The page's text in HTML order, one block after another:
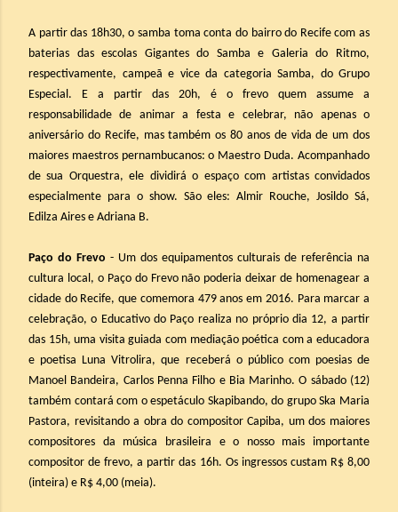
A partir das 18h30, o samba toma conta do bairro do Recife com as
baterias das escolas Gigantes do Samba e Galeria do Ritmo,
respectivamente, campeã e vice da categoria Samba, do Grupo
Especial. E a partir das 20h, é o frevo quem assume a
responsabilidade de animar a festa e celebrar, não apenas o
aniversário do Recife, mas também os 80 anos de vida de um dos
maiores maestros pernambucanos: o Maestro Duda. Acompanhado
de sua Orquestra, ele dividirá o espaço com artistas convidados
especialmente para o show. São eles: Almir Rouche, Josildo Sá,
Edilza Aires e Adriana B.
Paço do Frevo - Um dos equipamentos culturais de referência na
cultura local, o Paço do Frevo não poderia deixar de homenagear a
cidade do Recife, que comemora 479 anos em 2016. Para marcar a
celebração, o Educativo do Paço realiza no próprio dia 12, a partir
das 15h, uma visita guiada com mediação poética com a educadora
e poetisa Luna Vitrolira, que receberá o público com poesias de
Manoel Bandeira, Carlos Penna Filho e Bia Marinho. O sábado (12)
também contará com o espetáculo Skapibando, do grupo Ska Maria
Pastora, revisitando a obra do compositor Capiba, um dos maiores
compositores da música brasileira e o nosso mais importante
compositor de frevo, a partir das 16h. Os ingressos custam R$ 8,00
(inteira) e R$ 4,00 (meia).